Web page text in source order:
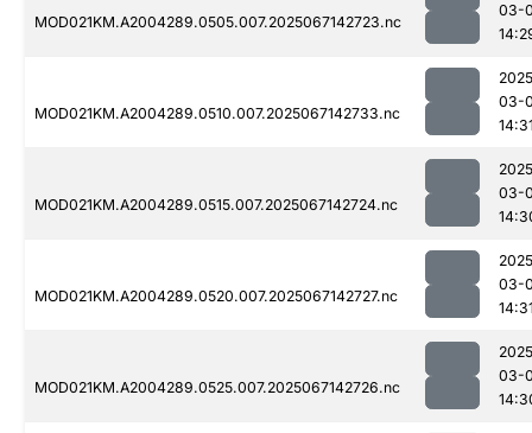
MOD021KM.A2004289.0505.007.2025067142723.nc
03-
MOD021KM.A2004289.0510.007.2025067142733.nc
03-
MOD021KM.A2004289.0515.007.2025067142724.nc
03-
MOD021KM.A2004289.0520.007.2025067142727.nc
03-
MOD021KM.A2004289.0525.007.2025067142726.nc
03-